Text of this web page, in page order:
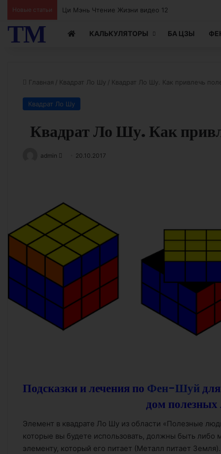
Новые статьи
Ци Мэнь Чтение Жизни видео 12
ТМ КАЛЬКУЛЯТОРЫ БА ЦЗЫ
Главная / Квадрат Ло Шу / Квадрат Ло Шу. Как привлечь
Квадрат Ло Шу
Квадрат Ло Шу. Как
admin 20.10.2017
Подсказки и лечения по Фен-Шуй
дом
Элемент в квадрате Ло Шу из области «Полезные
которые вы будете использовать, должны быть
элементу, который его питает (Металл питает Земля).